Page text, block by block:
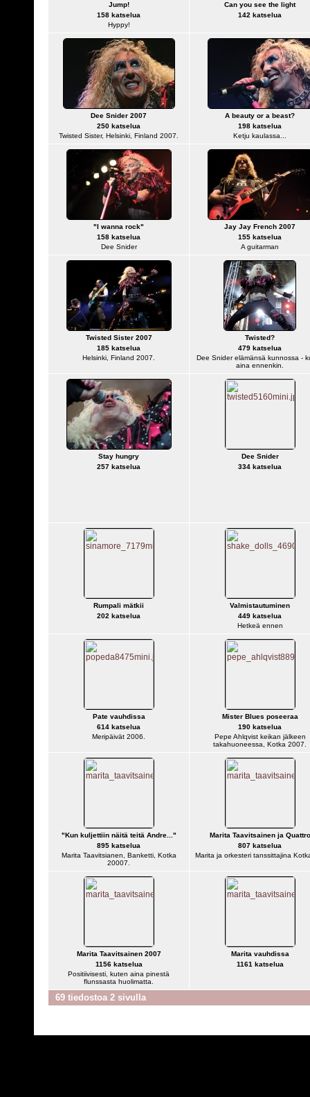
Jump!
158 katselua
Hyppy!
Can you see the light
142 katselua
Dee Snider 2007
250 katselua
Twisted Sister, Helsinki, Finland 2007.
A beauty or a beast?
198 katselua
Ketju kaulassa...
"I wanna rock"
158 katselua
Dee Snider
Jay Jay French 2007
155 katselua
A guitarman
Twisted Sister 2007
185 katselua
Helsinki, Finland 2007.
Twisted?
479 katselua
Dee Snider elämänsä kunnossa -
aina ennenkin.
Stay hungry
257 katselua
Dee Snider
334 katselua
Rumpali mätkii
202 katselua
Valmistautuminen
449 katselua
Hetkeä ennen
Pate vauhdissa
614 katselua
Meripäivät 2006.
Mister Blues poseeraa
190 katselua
Pepe Ahlqvist keikan jälkeen
takahuoneessa, Kotka 2007.
"Kun kuljettiin näitä teitä Andre..."
895 katselua
Marita Taavitsianen, Banketti, Kotka
20007.
Marita Taavitsainen ja Quattro
807 katselua
Marita ja orkesteri tanssittajina
Marita Taavitsainen 2007
1156 katselua
Positiivisesti, kuten aina pinestä
flunssasta huolimatta.
Marita vauhdissa
1161 katselua
69 tiedostoa 2 sivulla